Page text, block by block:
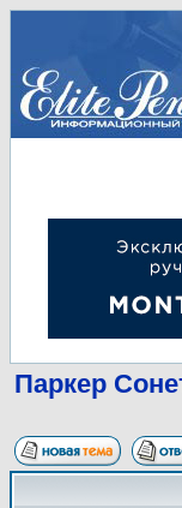
Паркер